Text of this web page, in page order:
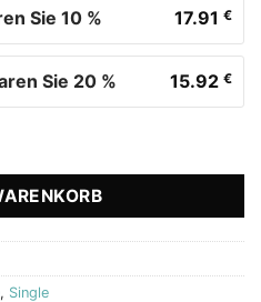
Sie 10 % 17.91 €
Sie 20 % 15.92 €
mit Capsaicin | 100 ml
, Single